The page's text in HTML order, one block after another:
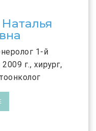
1-й
г., хирург,